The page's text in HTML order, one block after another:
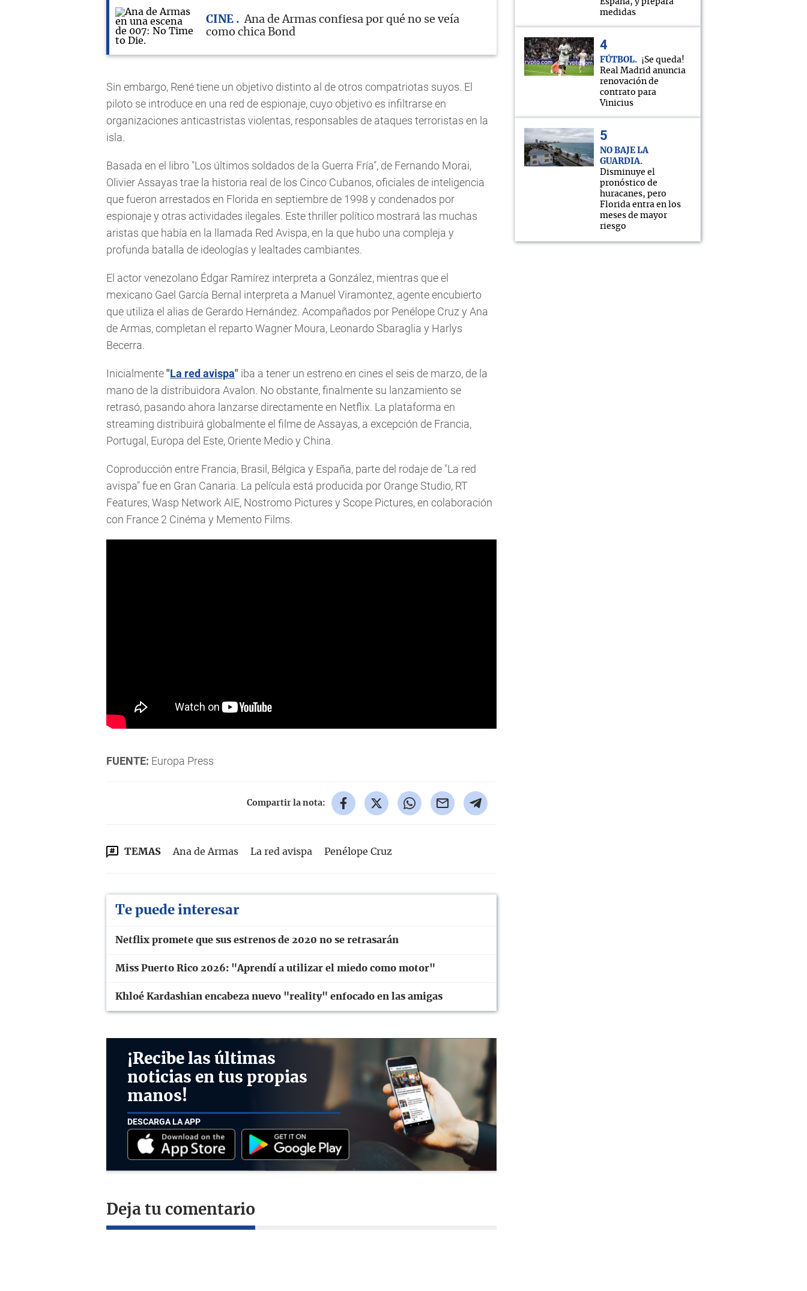
CINE
Ana de Armas confiesa por qué no se veía
como chica Bond
Sin embargo, René tiene un objetivo distinto al de otros compatriotas suyos. El
piloto se introduce en una red de espionaje, cuyo objetivo es infiltrarse en
organizaciones anticastristas violentas, responsables de ataques terroristas en la
isla.
Basada en el libro "Los últimos soldados de la Guerra Fría", de Fernando Morai,
Olivier Assayas trae la historia real de los Cinco Cubanos, oficiales de inteligencia
que fueron arrestados en Florida en septiembre de 1998 y condenados por
espionaje y otras actividades ilegales. Este thriller político mostrará las muchas
aristas que había en la llamada Red Avispa, en la que hubo una compleja y
profunda batalla de ideologías y lealtades cambiantes.
El actor venezolano Édgar Ramírez interpreta a González, mientras que el
mexicano Gael García Bernal interpreta a Manuel Viramontez, agente encubierto
que utiliza el alias de Gerardo Hernández. Acompañados por Penélope Cruz y Ana
de Armas, completan el reparto Wagner Moura, Leonardo Sbaraglia y Harlys
Becerra.
Inicialmente"La red avispa" iba a tener un estreno en cines el seis de marzo, de la
mano de la distribuidora Avalon. No obstante, finalmente su lanzamiento se
retrasó, pasando ahora lanzarse directamente en Netflix. La plataforma en
streaming distribuirá globalmente el filme de Assayas, a excepción de Francia,
Portugal, Europa del Este, Oriente Medio y China.
Coproducción entre Francia, Brasil, Bélgica y España, parte del rodaje de "La red
avispa" fue en Gran Canaria. La película está producida por Orange Studio, RT
Features, Wasp Network AIE, Nostromo Pictures y Scope Pictures, en colaboración
con France 2 Cinéma y Memento Films.
FUENTE: Europa Press
Compartir la nota:
TEMAS Ana de Armas La red avispa Penélope Cruz
Te puede interesar
Netflix promete que sus estrenos de 2020 no se retrasarán
Miss Puerto Rico 2026: "Aprendí a utilizar el miedo como motor"
Khloé Kardashian encabeza nuevo "reality" enfocado en las amigas
¡Recibe las últimas
noticias en tus propias
manos!
DESCARGA LA APP
Deja tu comentario
España, y prepara
medidas
FÚTBOL
¡Se queda!
Real Madrid anuncia
renovación de
contrato para
Vinicius
NO BAJE LA
GUARDIA
Disminuye el
pronóstico de
huracanes, pero
Florida entra en los
meses de mayor
riesgo